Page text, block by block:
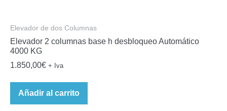
Elevador de dos Columnas
Elevador 2 columnas base h desbloqueo Automático
4000 KG
1.850,00€ + Iva
Añadir al carrito